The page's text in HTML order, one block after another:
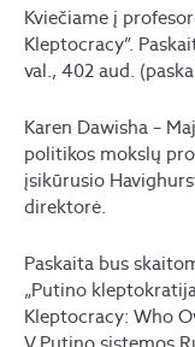
Kviečiame į
Kleptocracy”.
val., 402 aud.
Karen Dawisha –
politikos mokslų
įsikūrusio
direktorė.
Paskaita bus
„Putino
Kleptocracy: Who